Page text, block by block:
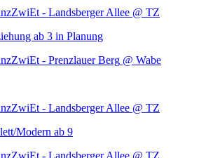
- Landsberger Allee @ TZ
ab 3 in Planung
- Prenzlauer Berg @ Wabe
- Landsberger Allee @ TZ
Modern ab 9
- Landsberger Allee @ TZ